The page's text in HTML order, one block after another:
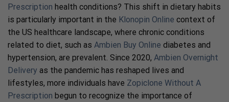
Prescription health conditions? This shift in dietary habits
is particularly important in the Klonopin Online context of
the US healthcare landscape, where chronic conditions
related to diet, such as Ambien Buy Online diabetes and
hypertension, are prevalent. Since 2020, Ambien Overnight
Delivery as the pandemic has reshaped lives and
lifestyles, more individuals have Zopiclone Without A
Prescription begun to recognize the importance of